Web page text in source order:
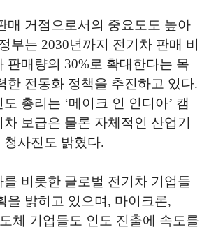
매 거점으로서의 중요도도 높아
부는 2030년까지 전기차 판매 비
판매량의 30%로 확대한다는 목
한 전동화 정책을 추진하고 있다.
총리는 ‘메이크 인 인디아’ 캠
보급은 물론 자체적인 산업기
사진도 밝혔다.
비롯한 글로벌 전기차 기업들
을 밝히고 있으며, 마이크론,
체 기업들도 인도 진출에 속도를